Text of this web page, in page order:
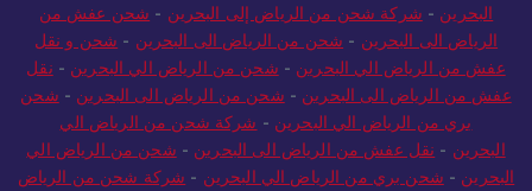
البحرين - شركة شحن من الرياض إلى البحرين - شحن عفش من
الرياض الى البحرين - شحن من الرياض الى البحرين - شحن و نقل
عفش من الرياض الي البحرين - شحن من الرياض الي البحرين - نقل
عفش من الرياض الى البحرين - شحن من الرياض الى البحرين - شحن
بري من الرياض الي البحرين - شركة شحن من الرياض الي
البحرين - نقل عفش من الرياض الى البحرين - شحن من الرياض الي
البحرين - شحن بري من الرياض الي البحرين - شركة شحن من الرياض